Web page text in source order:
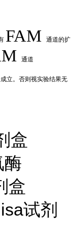
FAM通道的扩
通道
立。否则视实验结果无
盒
酶
盒
试剂